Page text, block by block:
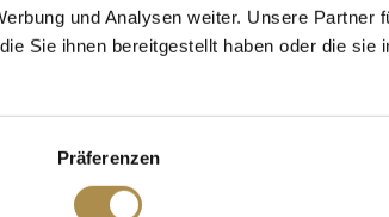
und Analysen weiter. Unsere Partner
Sie ihnen bereitgestellt haben oder die sie
Präferenzen